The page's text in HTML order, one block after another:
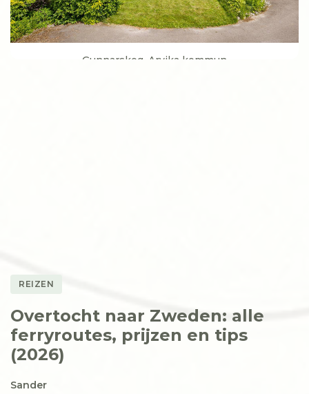
Gunnarskog, Arvika kommun
REIZEN
Overtocht naar Zweden: alle
ferryroutes, prijzen en tips
(2026)
Sander